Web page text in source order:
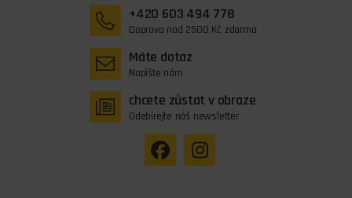
+420 603 494 778
Doprava nad 2500 Kč zdarma
Máte dotaz
Napište nám
chcete zůstat v obraze
Odebírejte náš newsletter